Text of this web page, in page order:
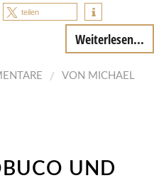
teilen
Weiterlesen...
/ VON MICHAEL
UND